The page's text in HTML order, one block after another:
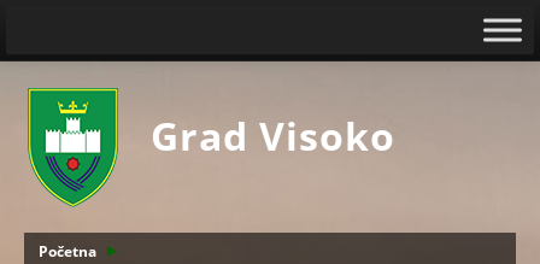
Grad Visoko
Početna